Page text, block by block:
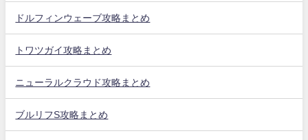
ドルフィンウェーブ攻略まとめ
トワツガイ攻略まとめ
ニューラルクラウド攻略まとめ
ブルリフS攻略まとめ